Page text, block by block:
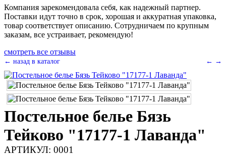
Компания зарекомендовала себя, как надежный партнер.
Поставки идут точно в срок, хорошая и аккуратная упаковка,
товар соответствует описанию. Сотрудничаем по крупным
заказам, все устраивает, рекомендую!
смотреть все отзывы
← →
← назад в каталог
Постельное белье Бязь
Тейково "17177-1 Лаванда"
АРТИКУЛ: 0001